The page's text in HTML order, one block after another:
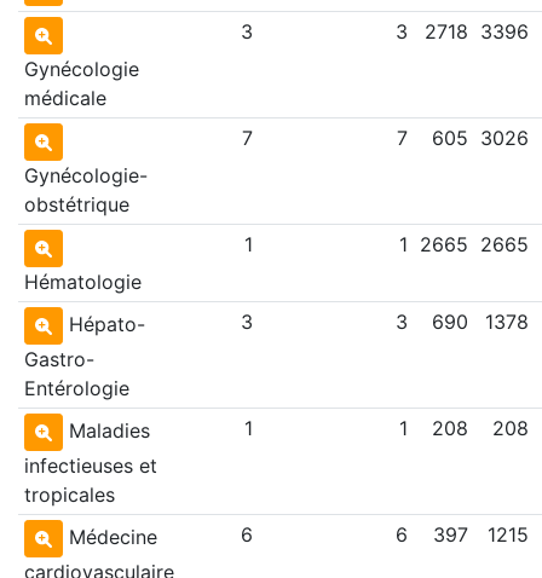
Gynécologie
médicale
3 3 2718 3396
Gynécologie-
obstétrique
7 7 605 3026
Hématologie
1 1 2665 2665
Hépato-
Gastro-
Entérologie
3 3 690 1378
Maladies
infectieuses et
tropicales
1 1 208 208
Médecine
cardiovasculaire
6 6 397 1215